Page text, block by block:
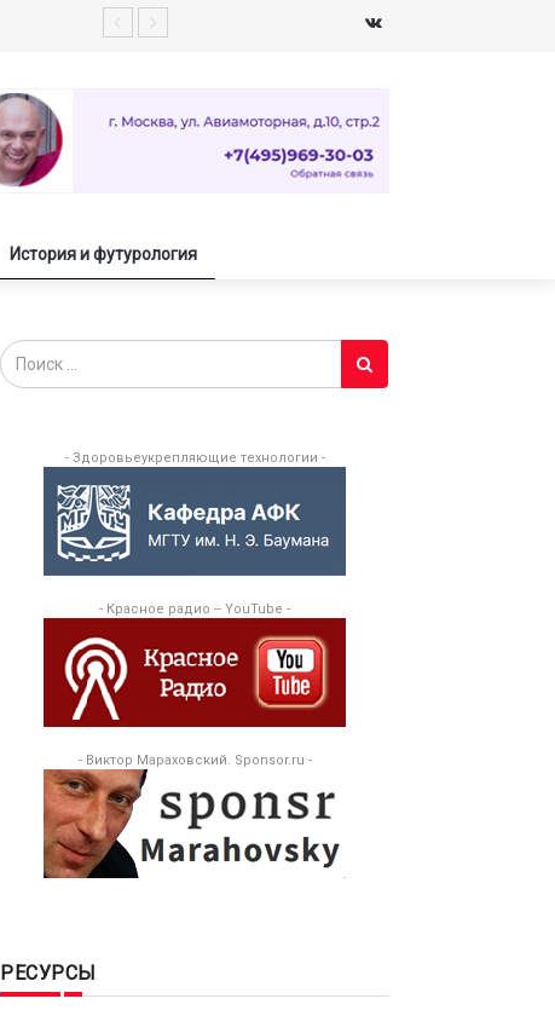
История и футурология
- Здоровьеукрепляющие технологии -
- Красное радио -- YouTube -
- Виктор Мараховский. Sponsor.ru -
РЕСУРСЫ